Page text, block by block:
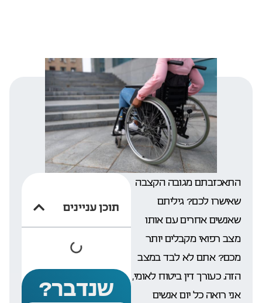
תוכן עניינים
שנדבר?
התאכזבתם מגובה הקצבה
שאישרו לכם? גיליתם
שאנשים אחרים עם אותו
מצב רפואי מקבלים יותר
מכם? אתם לא לבד במצב
הזה. כעורך דין ביטוח לאומי,
אני רואה כל יום אנשים